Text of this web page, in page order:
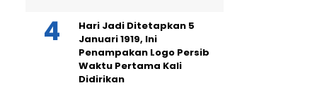
Hari Jadi Ditetapkan 5
Januari 1919, Ini
Penampakan Logo Persib
Waktu Pertama Kali
Didirikan